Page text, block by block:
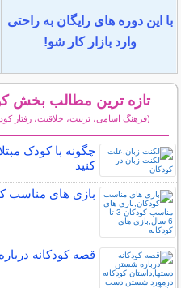
با این دوره های رایگان به راحتی
وارد بازار کار شو!
تازه ترین مطالب بخش
(فرهنگ اسامی، تربیت، خلاقیت، رفتار
چگونه با کودک
کنید
بازی های مناسب
قصه کودکانه